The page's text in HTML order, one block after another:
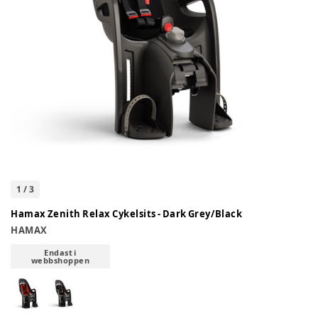
1 /3
Hamax Zenith Relax Cykelsits - Dark Grey/Black
HAMAX
Endast i
webbshoppen